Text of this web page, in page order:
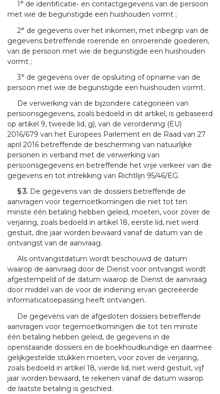
1° de identificatie- en contactgegevens van de persoon
met wie de begunstigde een huishouden vormt ;
2° de gegevens over het inkomen, met inbegrip van de
gegevens betreffende roerende en onroerende goederen,
van de persoon met wie de begunstigde een huishouden
vormt ;
3° de gegevens over de opsluiting of opname van de
persoon met wie de begunstigde een huishouden vormt.
De verwerking van de bijzondere categorieën van
persoonsgegevens, zoals bedoeld in dit artikel, is gebaseerd
op artikel 9, tweede lid, g), van de verordening (EU)
2016/679 van het Europees Parlement en de Raad van 27
april 2016 betreffende de bescherming van natuurlijke
personen in verband met de verwerking van
persoonsgegevens en betreffende het vrije verkeer van die
gegevens en tot intrekking van Richtlijn 95/46/EG.
§ 3. De gegevens van de dossiers betreffende de
aanvragen voor tegemoetkomingen die niet tot ten
minste één betaling hebben geleid, moeten, voor zover de
verjaring, zoals bedoeld in artikel 18, eerste lid, niet werd
gestuit, drie jaar worden bewaard vanaf de datum van de
ontvangst van de aanvraag.
Als ontvangstdatum wordt beschouwd de datum
waarop de aanvraag door de Dienst voor ontvangst wordt
afgestempeld of de datum waarop de Dienst de aanvraag
door middel van de voor de indiening ervan gecreëerde
informaticatoepassing heeft ontvangen.
De gegevens van de afgesloten dossiers betreffende
aanvragen voor tegemoetkomingen die tot ten minste
één betaling hebben geleid, de gegevens in de
openstaande dossiers en de boekhoudkundige en daarmee
gelijkgestelde stukken moeten, voor zover de verjaring,
zoals bedoeld in artikel 18, vierde lid, niet werd gestuit, vijf
jaar worden bewaard, te rekenen vanaf de datum waarop
de laatste betaling is geschied.